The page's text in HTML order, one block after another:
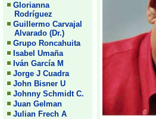
Glorianna
Rodríguez
Guillermo Carvajal
Alvarado (Dr.)
Grupo Roncahuita
Isabel Umaña
Iván García M
Jorge J Cuadra
John Bisner U
Johnny Schmidt C.
Juan Gelman
Julian Frech A